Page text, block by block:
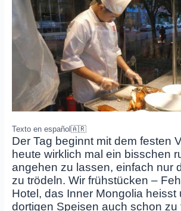
Texto en español 🇦🇷
Der Tag beginnt mit dem festen
heute wirklich mal ein bisschen
angehen zu lassen, einfach nur
zu trödeln. Wir frühstücken –
Hotel, das Inner Mongolia heisst
dortigen Speisen auch schon zu